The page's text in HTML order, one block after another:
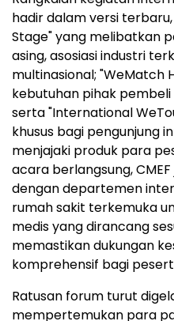
hadir dalam versi
Stage" yang melibatkan
asing, asosiasi industri
multinasional; "WeMatch
kebutuhan pihak
serta "International
khusus bagi pengunjung
menjajaki produk para
acara berlangsung,
dengan departemen
rumah sakit terkemuka
medis yang dirancang
memastikan dukungan
komprehensif bagi
Ratusan forum turut
mempertemukan para